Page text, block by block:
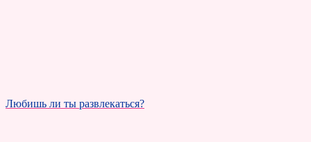
Любишь ли ты развлекаться?